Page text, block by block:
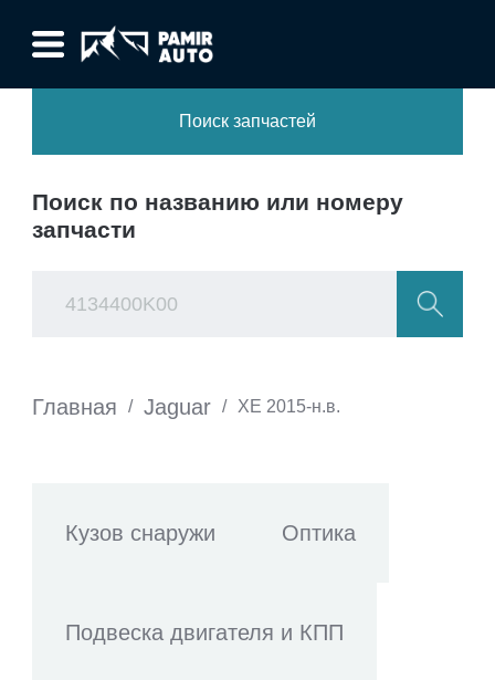
Поиск запчастей
Поиск по названию или номеру
запчасти
Главная / Jaguar / XE 2015-н.в.
Кузов снаружи Оптика
Подвеска двигателя и КПП